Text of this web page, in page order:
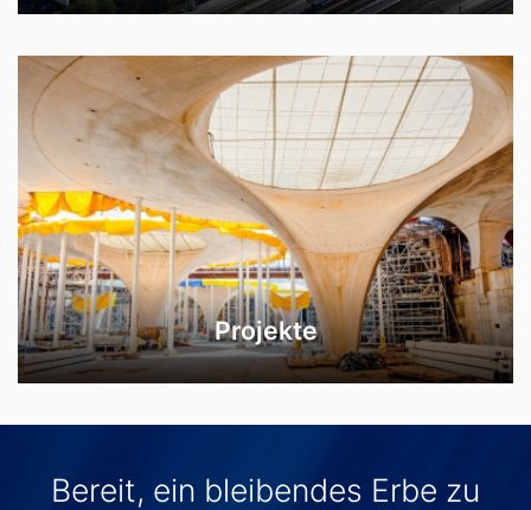
Projekte
Bereit, ein bleibendes Erbe zu